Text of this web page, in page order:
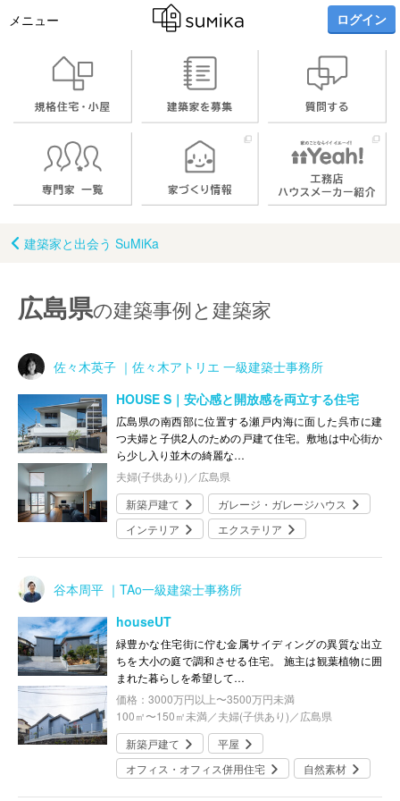
メニュー ログイン
建築家と出会う SuMiKa
広島県の建築事例と建築家
佐々木英子 ｜佐々木アトリエ 一級建築士事務所
HOUSE S｜安心感と開放感を両立する住宅
広島県の南西部に位置する瀬戸内海に面した呉市に建
つ夫婦と子供2人のための戸建て住宅。敷地は中心街か
ら少し入り並木の綺麗な…
夫婦(子供あり)／広島県
新築戸建て
ガレージ・ガレージハウス
インテリア
エクステリア
谷本周平 ｜TAo一級建築士事務所
houseUT
緑豊かな住宅街に佇む金属サイディングの異質な出立
ちを大小の庭で調和させる住宅。 施主は観葉植物に囲
まれた暮らしを希望して…
価格：3000万円以上〜3500万円未満
100㎡〜150㎡未満／夫婦(子供あり)／広島県
新築戸建て
平屋
オフィス・オフィス併用住宅
自然素材